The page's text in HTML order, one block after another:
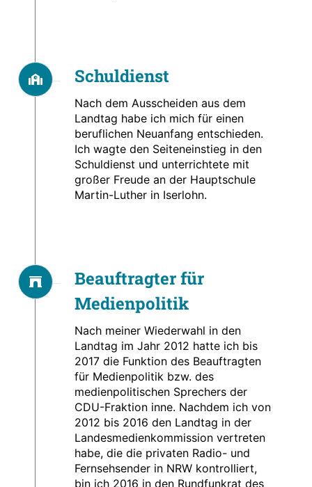
Schuldienst
Nach dem Ausscheiden aus dem
Landtag habe ich mich für einen
beruflichen Neuanfang entschieden.
Ich wagte den Seiteneinstieg in den
Schuldienst und unterrichtete mit
großer Freude an der Hauptschule
Martin-Luther in Iserlohn.
Beauftragter für
Medienpolitik
Nach meiner Wiederwahl in den
Landtag im Jahr 2012 hatte ich bis
2017 die Funktion des Beauftragten
für Medienpolitik bzw. des
medienpolitischen Sprechers der
CDU-Fraktion inne. Nachdem ich von
2012 bis 2016 den Landtag in der
Landesmedienkommission vertreten
habe, die die privaten Radio- und
Fernsehsender in NRW kontrolliert,
bin ich 2016 in den Rundfunkrat des